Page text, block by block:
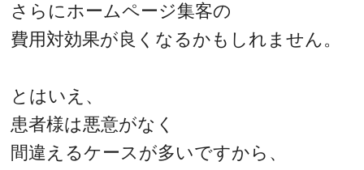
さらにホームページ集客の
費用対効果が良くなるかもしれません。
とはいえ、
患者様は悪意がなく
間違えるケースが多いですから、